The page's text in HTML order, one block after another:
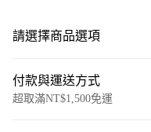
請選擇商品選項
付款與運送方式
超取滿NT$1,500免運